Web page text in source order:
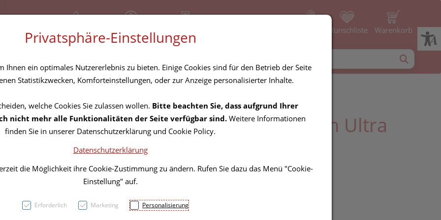
+43 (01) 3683167 Geschlossen Wunschliste Warenkorb
LeStoff Hamamtuch Ultra
31,91 EUR
Privatsphäre-Einstellungen
Ihnen ein optimales Nutzererlebnis zu bieten. Einige Cookies sind für den Betrieb der Seite
Statistikzwecken, Komforteinstellungen, oder zur Anzeige personalisierter Inhalte.
welche Cookies Sie zulassen wollen. Bitte beachten Sie, dass aufgrund Ihrer
nicht mehr alle Funktionalitäten der Seite verfügbar sind. Weitere Informationen
finden Sie in unserer Datenschutzerklärung und Cookie Policy.
Datenschutzerklärung
die Möglichkeit ihre Cookie-Zustimmung zu ändern. Rufen Sie dazu das Menü "Cookie-
Einstellung" auf.
Erforderlich Marketing Personalisierung